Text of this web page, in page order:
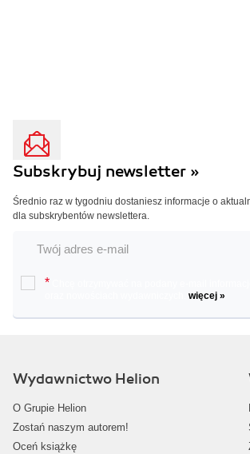
Subskrybuj newsletter »
Średnio raz w tygodniu dostaniesz informacje o
dla subskrybentów newslettera.
*
więcej »
Wydawnictwo Helion
O Grupie Helion
Zostań naszym autorem!
Oceń książkę